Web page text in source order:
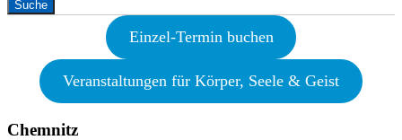
Einzel-Termin buchen
Veranstaltungen für Körper, Seele & Geist
Chemnitz